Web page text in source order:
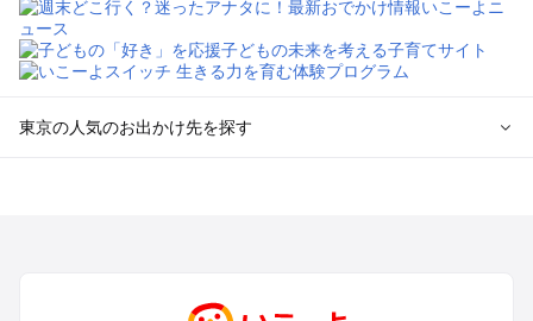
東京の人気のお出かけ先を探す